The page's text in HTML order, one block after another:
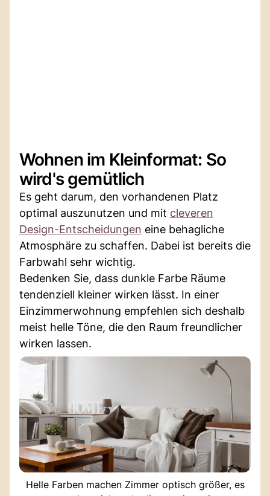
Wohnen im Kleinformat: So
wird's gemütlich
Es geht darum, den vorhandenen Platz
optimal auszunutzen und mit cleveren
Design-Entscheidungen eine behagliche
Atmosphäre zu schaffen. Dabei ist bereits die
Farbwahl sehr wichtig.
Bedenken Sie, dass dunkle Farbe Räume
tendenziell kleiner wirken lässt. In einer
Einzimmerwohnung empfehlen sich deshalb
meist helle Töne, die den Raum freundlicher
wirken lassen.
Helle Farben machen Zimmer optisch größer, es